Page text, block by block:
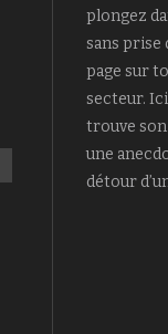
plongez
sans prise
page sur
secteur.
trouve
une
détour